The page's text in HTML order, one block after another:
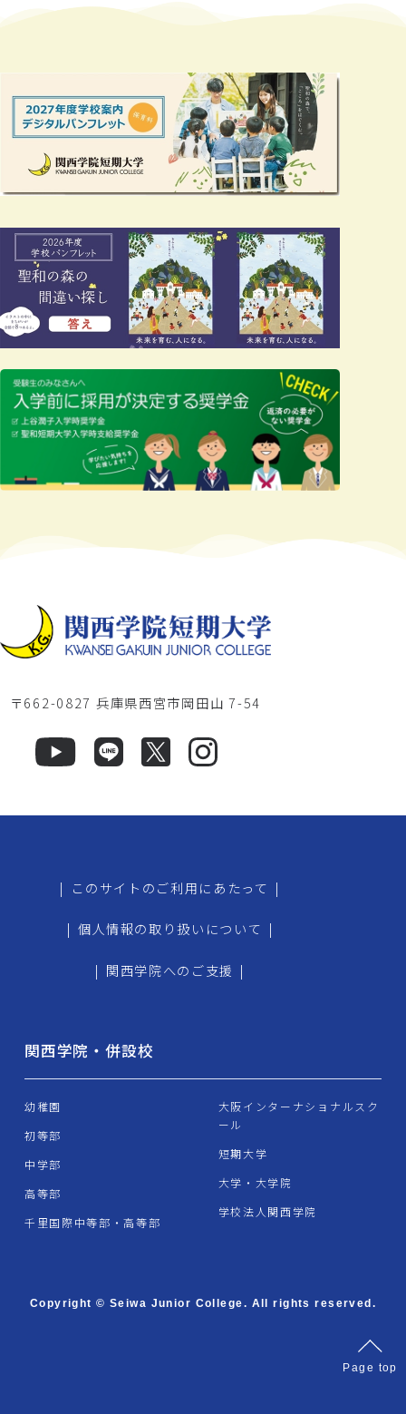
〒662-0827 兵庫県西宮市岡田山 7-54
| このサイトのご利用にあたって |
| 個人情報の取り扱いについて |
| 関西学院へのご支援 |
関西学院・併設校
幼稚園
初等部
中学部
高等部
千里国際中等部・高等部
大阪インターナショナルスク
ール
短期大学
大学・大学院
学校法人関西学院
Copyright © Seiwa Junior College. All rights reserved.